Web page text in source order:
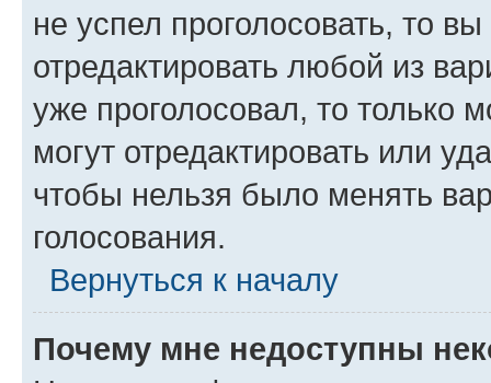
не успел проголосовать, то
отредактировать любой из
уже проголосовал, то только
могут отредактировать или
чтобы нельзя было менять
голосования.
Вернуться к началу
Почему мне недоступны